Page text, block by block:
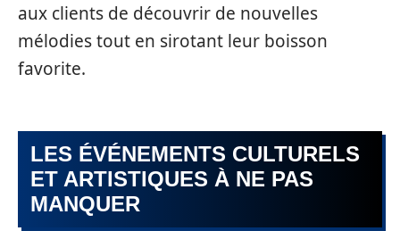
aux clients de découvrir de nouvelles
mélodies tout en sirotant leur boisson
favorite.
LES ÉVÉNEMENTS CULTURELS
ET ARTISTIQUES À NE PAS
MANQUER